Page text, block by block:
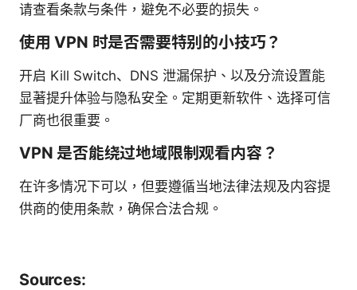
请查看条款与条件，避免不必要的损失。
使用 VPN 时是否需要特别的小技巧？
开启 Kill Switch、DNS 泄漏保护、以及分流设置能
显著提升体验与隐私安全。定期更新软件、选择可信
厂商也很重要。
VPN 是否能绕过地域限制观看内容？
在许多情况下可以，但要遵循当地法律法规及内容提
供商的使用条款，确保合法合规。
Sources: